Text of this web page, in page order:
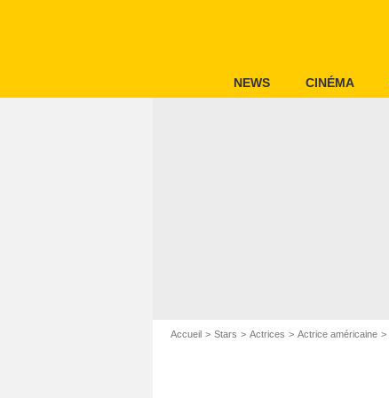
NEWS CINÉMA
Accueil Stars Actrices Actrice américaine